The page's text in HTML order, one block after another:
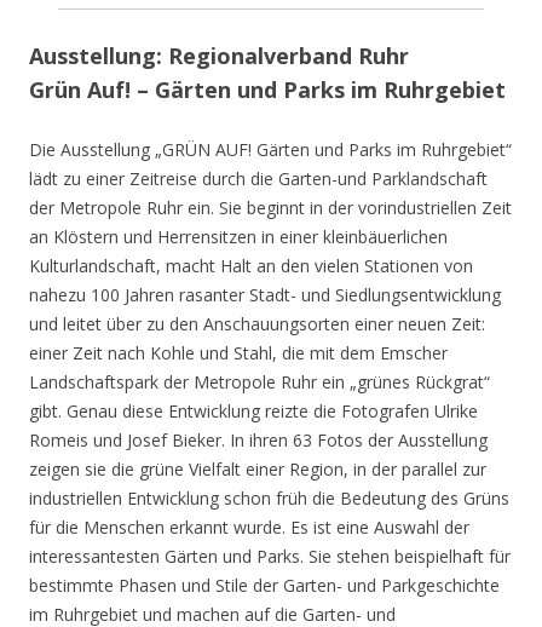
Ausstellung: Regionalverband Ruhr
Grün Auf! – Gärten und Parks im Ruhrgebiet
Die Ausstellung „GRÜN AUF! Gärten und Parks im Ruhrgebiet“
lädt zu einer Zeitreise durch die Garten-und Parklandschaft
der Metropole Ruhr ein. Sie beginnt in der vorindustriellen Zeit
an Klöstern und Herrensitzen in einer kleinbäuerlichen
Kulturlandschaft, macht Halt an den vielen Stationen von
nahezu 100 Jahren rasanter Stadt- und Siedlungsentwicklung
und leitet über zu den Anschauungsorten einer neuen Zeit:
einer Zeit nach Kohle und Stahl, die mit dem Emscher
Landschaftspark der Metropole Ruhr ein „grünes Rückgrat“
gibt. Genau diese Entwicklung reizte die Fotografen Ulrike
Romeis und Josef Bieker. In ihren 63 Fotos der Ausstellung
zeigen sie die grüne Vielfalt einer Region, in der parallel zur
industriellen Entwicklung schon früh die Bedeutung des Grüns
für die Menschen erkannt wurde. Es ist eine Auswahl der
interessantesten Gärten und Parks. Sie stehen beispielhaft für
bestimmte Phasen und Stile der Garten- und Parkgeschichte
im Ruhrgebiet und machen auf die Garten- und